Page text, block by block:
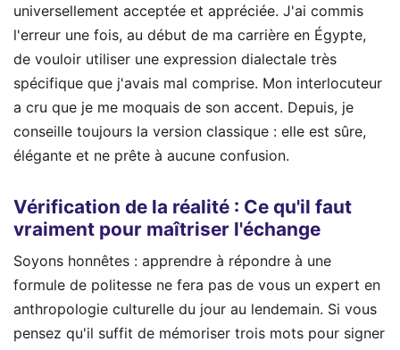
universellement acceptée et appréciée. J'ai commis
l'erreur une fois, au début de ma carrière en Égypte,
de vouloir utiliser une expression dialectale très
spécifique que j'avais mal comprise. Mon interlocuteur
a cru que je me moquais de son accent. Depuis, je
conseille toujours la version classique : elle est sûre,
élégante et ne prête à aucune confusion.
Vérification de la réalité : Ce qu'il faut
vraiment pour maîtriser l'échange
Soyons honnêtes : apprendre à répondre à une
formule de politesse ne fera pas de vous un expert en
anthropologie culturelle du jour au lendemain. Si vous
pensez qu'il suffit de mémoriser trois mots pour signer